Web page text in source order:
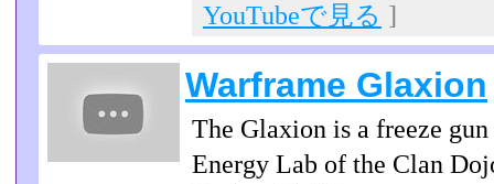
YouTubeで見る ]
Warframe Glaxion
The Glaxion is a freeze
Energy Lab of the Clan